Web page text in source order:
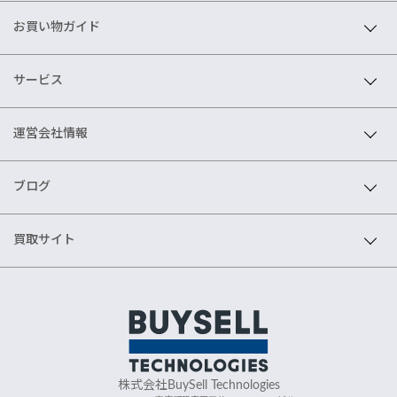
お買い物ガイド
サービス
運営会社情報
ブログ
買取サイト
株式会社BuySell Technologies